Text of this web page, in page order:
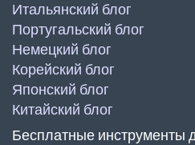
Итальянский блог
Португальский блог
Немецкий блог
Корейский блог
Японский блог
Китайский блог
Бесплатные инструменты